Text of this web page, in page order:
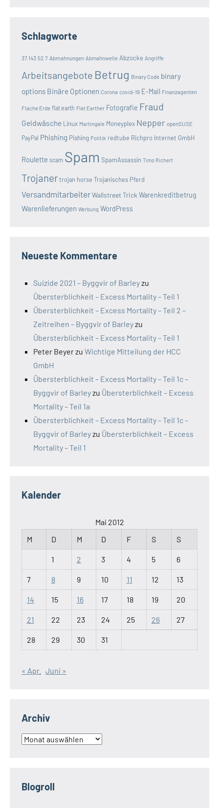
Schlagworte
37.143.52.7 Abmahnungen Abmahnwelle Abzocke Angriffe
Arbeitsangebote Betrug Binary Code binary
options Binäre Optionen Corona covid-19 E-Mail Finanzagenten
Flache Erde flat earth Flat Earther Fotografie Fraud
Geldwäsche Linux Martingale Moneyplex Nepper openSUSE
PayPal Phishing Pishing Politik redtube Richpro Internet GmbH
Roulette scam Spam SpamAssassin Timo Richert
Trojanertrojan horse Trojanisches Pferd
VersandmitarbeiterWallstreet Trick Warenkreditbetrug
Warenlieferungen Werbung WordPress
Neueste Kommentare
Suizide 2021 – Byggvir of Barleyzu
Übersterblichkeit – Excess Mortality – Teil 1
Übersterblichkeit – Excess Mortality – Teil 2 –
Zeitreihen – Byggvir of Barleyzu
Übersterblichkeit – Excess Mortality – Teil 1
Peter Beyerzu Wichtige Mitteilung der HCC
GmbH
Übersterblichkeit – Excess Mortality – Teil 1c –
Byggvir of Barleyzu Übersterblichkeit – Excess
Mortality – Teil 1a
Übersterblichkeit – Excess Mortality – Teil 1c –
Byggvir of Barleyzu Übersterblichkeit – Excess
Mortality – Teil 1
Kalender
Mai 2012
M
D M D F S S
1 2 3 4 5 6
7 8 9 10 11 12 13
14 15 16 17 18 19 20
21 22 23 24 25 26 27
28 29 30 31
« Apr. Juni »
Archiv
Archiv
Blogroll